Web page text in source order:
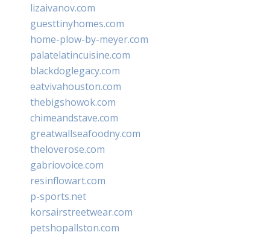
lizaivanov.com
guesttinyhomes.com
home-plow-by-meyer.com
palatelatincuisine.com
blackdoglegacy.com
eatvivahouston.com
thebigshowok.com
chimeandstave.com
greatwallseafoodny.com
theloverose.com
gabriovoice.com
resinflowart.com
p-sports.net
korsairstreetwear.com
petshopallston.com